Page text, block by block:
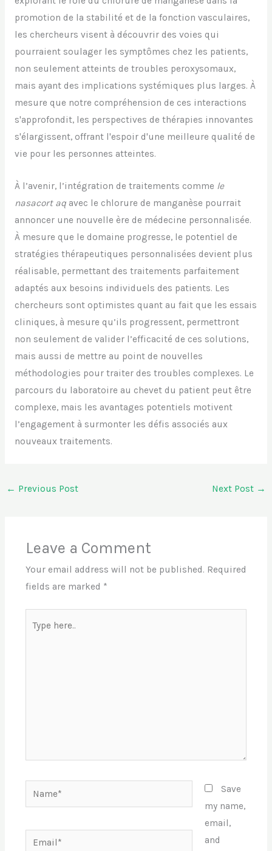
promotion de la stabilité et de la fonction vasculaires,
les chercheurs visent à découvrir des voies qui
pourraient soulager les symptômes chez les patients,
non seulement atteints de troubles peroxysomaux,
mais ayant des implications systémiques plus larges. À
mesure que notre compréhension de ces interactions
s'approfondit, les perspectives de thérapies innovantes
s'élargissent, offrant l'espoir d'une meilleure qualité de
vie pour les personnes atteintes.
À l’avenir, l’intégration de traitements comme le
nasacort aqavec le chlorure de manganèse pourrait
annoncer une nouvelle ère de médecine personnalisée.
À mesure que le domaine progresse, le potentiel de
stratégies thérapeutiques personnalisées devient plus
réalisable, permettant des traitements parfaitement
adaptés aux besoins individuels des patients. Les
chercheurs sont optimistes quant au fait que les essais
cliniques, à mesure qu’ils progressent, permettront
non seulement de valider l’efficacité de ces solutions,
mais aussi de mettre au point de nouvelles
méthodologies pour traiter des troubles complexes. Le
parcours du laboratoire au chevet du patient peut être
complexe, mais les avantages potentiels motivent
l’engagement à surmonter les défis associés aux
nouveaux traitements.
← Previous Post Next Post →
Leave a Comment
Your email address will not be published. Required
fields are marked *
here..
Name*
Email*
Save
my name,
email,
and